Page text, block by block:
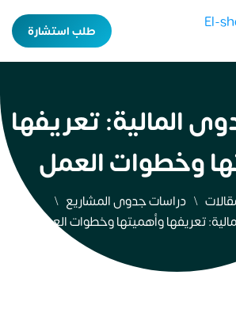
طلب استشارة
المالية: تعريفها
وخطوات العمل
دراسات جدوى المشاريع
تعريفها وأهميتها وخطوات العمل